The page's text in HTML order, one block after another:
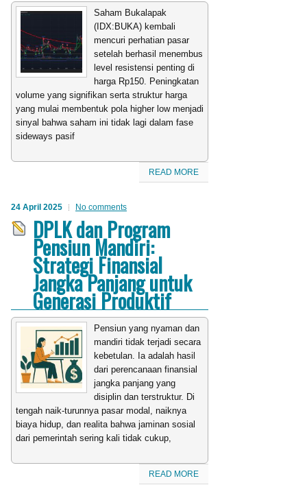
Saham Bukalapak
(IDX:BUKA) kembali
mencuri perhatian pasar
setelah berhasil menembus
level resistensi penting di
harga Rp150. Peningkatan
volume yang signifikan serta struktur harga
yang mulai membentuk pola higher low menjadi
sinyal bahwa saham ini tidak lagi dalam fase
sideways pasif
READ MORE
24 April 2025 No comments
DPLK dan Program
Pensiun Mandiri:
Strategi Finansial
Jangka Panjang untuk
Generasi Produktif
Pensiun yang nyaman dan
mandiri tidak terjadi secara
kebetulan. Ia adalah hasil
dari perencanaan finansial
jangka panjang yang
disiplin dan terstruktur. Di
tengah naik-turunnya pasar modal, naiknya
biaya hidup, dan realita bahwa jaminan sosial
dari pemerintah sering kali tidak cukup,
READ MORE